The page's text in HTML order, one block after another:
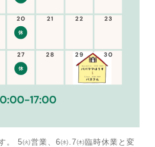
。 5㈫営業、6㈬.7㈭臨時休業と変